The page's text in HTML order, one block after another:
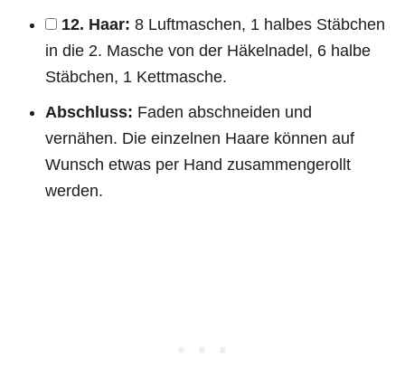
12. Haar: 8 Luftmaschen, 1 halbes Stäbchen
in die 2. Masche von der Häkelnadel, 6 halbe
Stäbchen, 1 Kettmasche.
Abschluss: Faden abschneiden und
vernähen. Die einzelnen Haare können auf
Wunsch etwas per Hand zusammengerollt
werden.